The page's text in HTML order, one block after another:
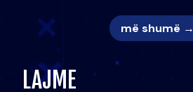
më shumë →
LAJME